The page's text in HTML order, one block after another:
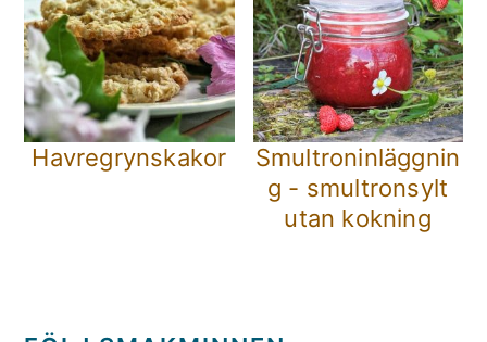
Havregrynskakor
Smultroninläggnin
g - smultronsylt
utan kokning